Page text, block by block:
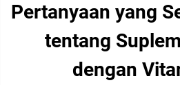
Pertanyaan yang
tentang
dengan